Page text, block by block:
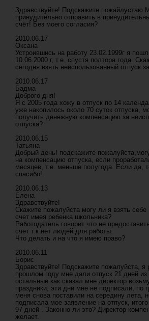
Здравствуйте! Подскажите пожайлустаю
принудительно отправить в
счёт! Без моего согласия?
2010.06.17
Оксана
Устроившись на работу 23.02.1999г я
10.06.2000 г, т.е. спустя полтора года.
сегодня взять неиспользованный отпуск
2010.06.17
Бадма
Доброго дня!
Я с 2005 года хожу в отпуск по 14
уже накопилось около 70 суток отпуска,
получить денежную компенсацию за
отпуска?
2010.06.15
Татьяна
Добрый день! подскажите
на компенсацию отпуска, если
месяцев, т.е. меньше полугода. Если да,
спасибо!
2010.06.13
Елена
Здравствуйте!
Скажите пожалуйста могу ли я взять себе
счет имея ребенка школьника?
Работодатель говорит что не
счет т.к нет людей для работы.
Что делать и на что я имею право?
2010.06.11
Борис
Здравствуйте! Подскажите пожалуйста, я
прошлом году мне дали отпуск 21 дней
остальные как сказал мне директор
праздники, эти дни мне не подписали, по
меня снова поставили на середину лета,
подписала мое заявление на отпуск,
97 дней . Законно ли это? Директор
желает.